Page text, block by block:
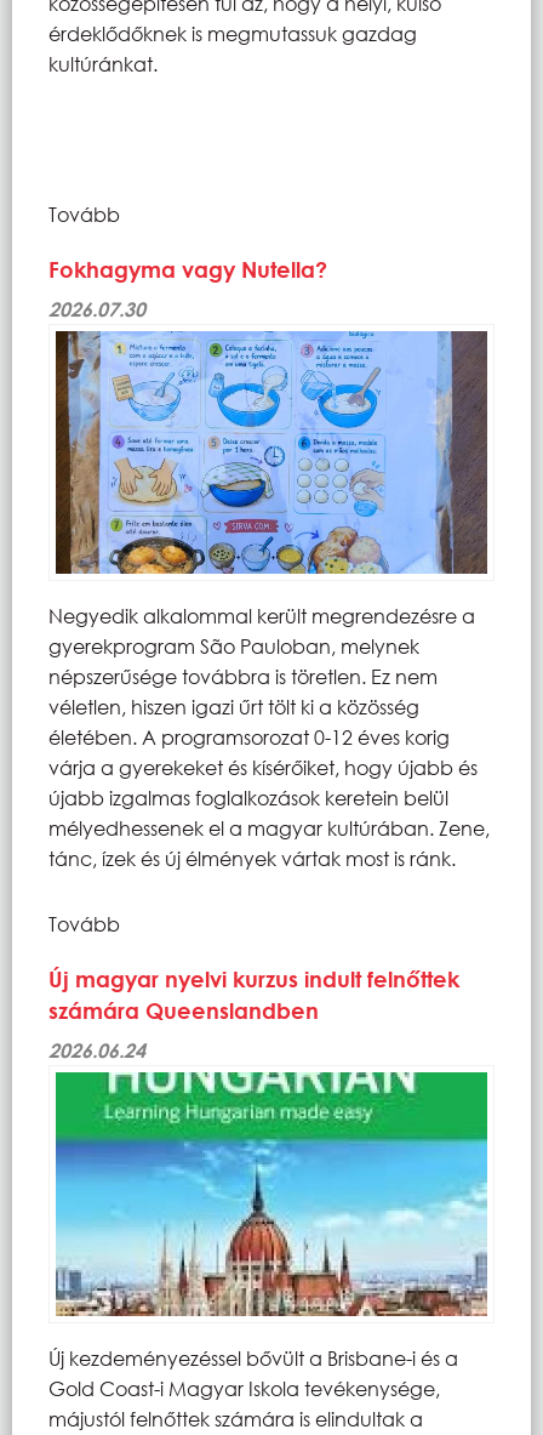
érdeklődőknek is megmutassuk gazdag
kultúránkat.
Tovább
Fokhagyma vagy Nutella?
2026.07.30
Negyedik alkalommal került megrendezésre a
gyerekprogram São Pauloban, melynek
népszerűsége továbbra is töretlen. Ez nem
véletlen, hiszen igazi űrt tölt ki a közösség
életében. A programsorozat 0-12 éves korig
várja a gyerekeket és kísérőiket, hogy újabb és
újabb izgalmas foglalkozások keretein belül
mélyedhessenek el a magyar kultúrában. Zene,
tánc, ízek és új élmények vártak most is ránk.
Tovább
Új magyar nyelvi kurzus indult felnőttek
számára Queenslandben
2026.06.24
Új kezdeményezéssel bővült a Brisbane-i és a
Gold Coast-i Magyar Iskola tevékenysége,
májustól felnőttek számára is elindultak a